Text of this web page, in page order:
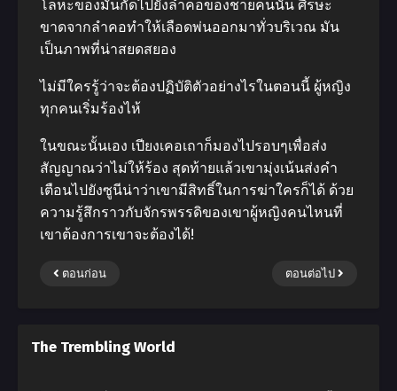
โลหะของมันกัดไปยังลําคอของชายคนนั้น ศีรษะ
ขาดจากลําคอทําให้เลือดพ่นออกมาทั่วบริเวณ มัน
เป็นภาพที่น่าสยดสยอง
ไม่มีใครรู้ว่าจะต้องปฏิบัติตัวอย่างไรในตอนนี้ ผู้หญิง
ทุกคนเริ่มร้องไห้
ในขณะนั้นเอง เปียงเคอเถาก็มองไปรอบๆเพื่อส่ง
สัญญาณว่าไม่ให้ร้อง สุดท้ายแล้วเขามุ่งเน้นส่งคํา
เตือนไปยังซูนีน่าว่าเขามีสิทธิ์ในการฆ่าใครก็ได้ ด้วย
ความรู้สึกราวกับจักรพรรดิของเขาผู้หญิงคนไหนที่
เขาต้องการเขาจะต้องได้!
ตอนก่อน ตอนต่อไป
The Trembling World